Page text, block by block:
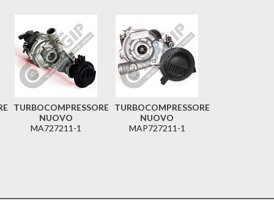
TURBOCOMPRESSORE
NUOVO
MA727211-1
TURBOCOMPRESSORE
NUOVO
MAP727211-1